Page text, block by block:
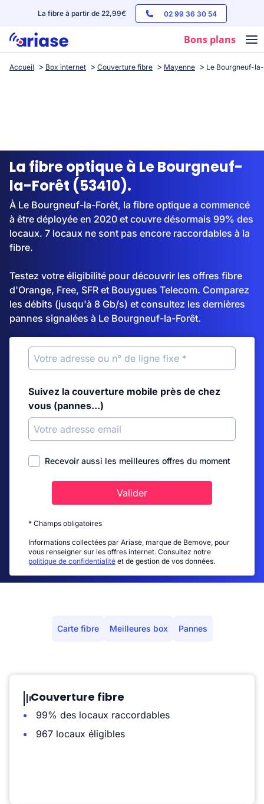
La fibre à partir de 22,99€ 02 99 36 30 54
Bons plans
Box internet
Streaming
Accueil Box internet Couverture fibre Mayenne Le Bourgneuf-
La fibre optique à Le Bourgneuf-
la-Forêt (53410).
À Le Bourgneuf-la-Forêt, la fibre optique a commencé
à être déployée en 2020 et couvre désormais 99% des
locaux. 7 locaux ne sont pas encore raccordables à la
fibre.
Testez votre éligibilité pour découvrir les offres fibre
d'Orange, Free, SFR et Bouygues Telecom. Comparez
les débits (jusqu'à 8 Gb/s) et consultez les dernières
pannes signalées à Le Bourgneuf-la-Forêt.
Suivez la couverture mobile près de chez
vous (pannes...)
Recevoir aussi les meilleures offres du moment
Valider
* Champs obligatoires
Informations collectées par Ariase, marque de Bemove, pour
vous renseigner sur les offres internet. Consultez notre
politique de confidentialité et de gestion de vos données.
Carte fibre Meilleures box Pannes
Couverture fibre
99% des locaux raccordables
967 locaux éligibles